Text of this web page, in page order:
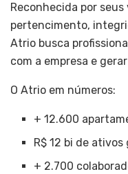
Reconhecida por
pertencimento,
Atrio busca
com a empresa e
O Atrio em números:
+ 12.600
R$ 12 bi de
+ 2.700